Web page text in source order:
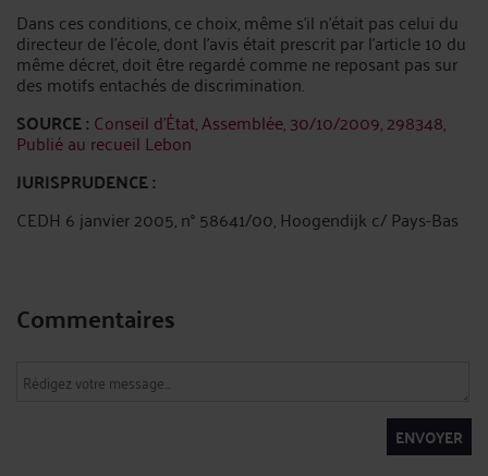
Dans ces conditions, ce choix, même s’il n’était pas celui du
directeur de l’école, dont l’avis était prescrit par l’article 10 du
même décret, doit être regardé comme ne reposant pas sur
des motifs entachés de discrimination.
SOURCE : Conseil d’État, Assemblée, 30/10/2009, 298348,
Publié au recueil Lebon
JURISPRUDENCE :
CEDH 6 janvier 2005, n° 58641/00, Hoogendijk c/ Pays-Bas
Commentaires
ENVOYER